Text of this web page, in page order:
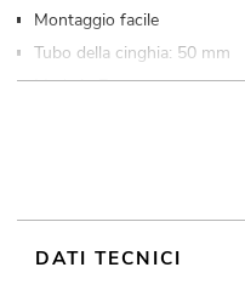
Montaggio facile
Tubo della cinghia: 50 mm
Made in Europe
Per campi di applicazione
DATI TECNICI